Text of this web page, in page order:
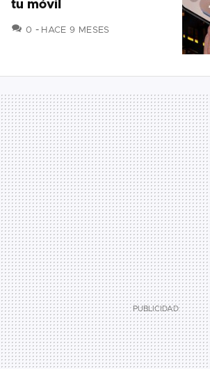
tu móvil
0 COMENTARIOS
HACE 9 MESES